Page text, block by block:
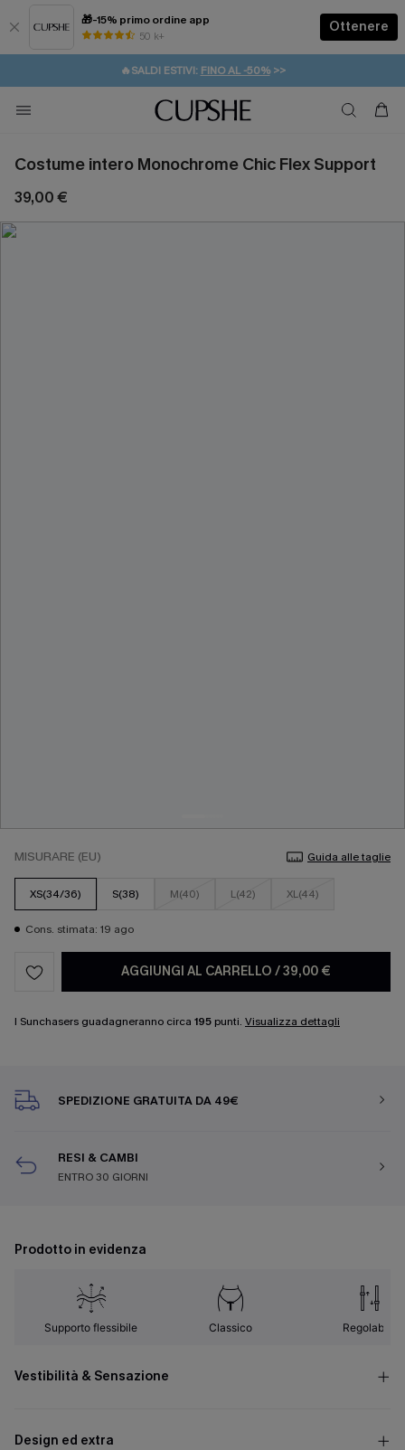
🎁-15% primo ordine app
50 k+
Ottenere
⚡️-15% SUGLI ESSENZIALI DA VACANZA | ACQUISTA
🔥SALDI ESTIVI: FINO AL -50%>>
🚚SPEDIZIONE GRATUITA DA 49€
💌REGALO PER I NUOVI: 20% DI SCONTO*
Costume intero Monochrome Chic Flex Support
39,00 €
MISURARE (EU) Guida alle taglie
XS(34/36) S(38) M(40) L(42) XL(44)
Cons. stimata: 19 ago
AGGIUNGI AL CARRELLO /39,00 €
I Sunchasers guadagneranno circa 195 punti. Visualizza dettagli
SPEDIZIONE GRATUITA DA 49€
RESI & CAMBI
ENTRO 30 GIORNI
Prodotto in evidenza
Supporto flessibile Classico Regolabile
Vestibilità & Sensazione
Design ed extra